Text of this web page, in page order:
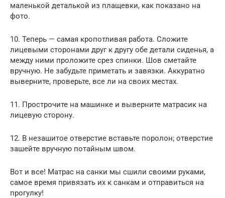
маленькой деталькой из плащевки, как показано на
фото.
10. Теперь — самая кропотливая работа. Сложите
лицевыми сторонами друг к другу обе детали сиденья, а
между ними проложите срез спинки. Шов сметайте
вручную. Не забудьте приметать и завязки. Аккуратно
выверните, проверьте, все ли на своих местах.
11. Прострочите на машинке и выверните матрасик на
лицевую сторону.
12. В незашитое отверстие вставьте поролон; отверстие
зашейте вручную потайным швом.
Вот и все! Матрас на санки мы сшили своими руками,
самое время привязать их к санкам и отправиться на
прогулку!